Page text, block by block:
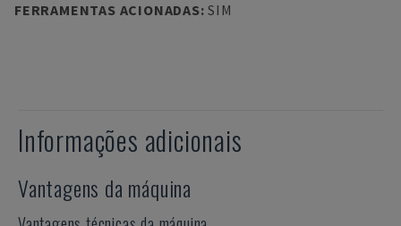
FERRAMENTAS ACIONADAS:SIM
Informações adicionais
Vantagens da máquina